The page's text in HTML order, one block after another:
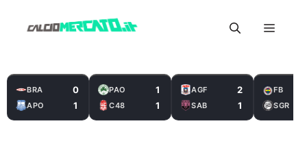
Menu
BRA 0
APO 1
PAO 1
C48 1
AGF 2
SAB 1
FB
SGR